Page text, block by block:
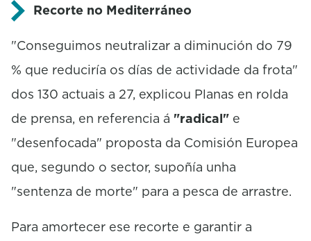
Recorte no Mediterráneo
"Conseguimos neutralizar a diminución do 79
% que reduciría os días de actividade da frota"
dos 130 actuais a 27, explicou Planas en rolda
de prensa, en referencia á "radical" e
"desenfocada" proposta da Comisión Europea
que, segundo o sector, supoñía unha
"sentenza de morte" para a pesca de arrastre.
Para amortecer ese recorte e garantir a